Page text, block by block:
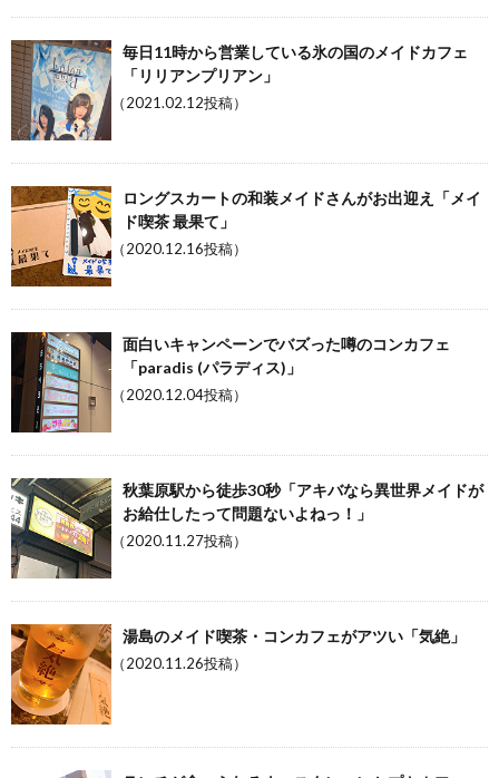
毎日11時から営業している氷の国のメイドカフェ
「リリアンプリアン」
（2021.02.12投稿）
ロングスカートの和装メイドさんがお出迎え「メイ
ド喫茶 最果て」
（2020.12.16投稿）
面白いキャンペーンでバズった噂のコンカフェ
「paradis (パラディス)」
（2020.12.04投稿）
秋葉原駅から徒歩30秒「アキバなら異世界メイドが
お給仕したって問題ないよねっ！」
（2020.11.27投稿）
湯島のメイド喫茶・コンカフェがアツい「気絶」
（2020.11.26投稿）